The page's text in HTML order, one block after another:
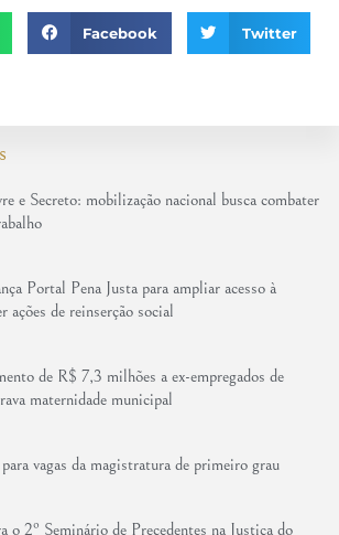
e Secreto: mobilização nacional busca combater
Portal Pena Justa para ampliar acesso à
ações de reinserção social
de R$ 7,3 milhões a ex-empregados de
maternidade municipal
vagas da magistratura de primeiro grau
o 2º Seminário de Precedentes na Justiça do
Facebook Twitter